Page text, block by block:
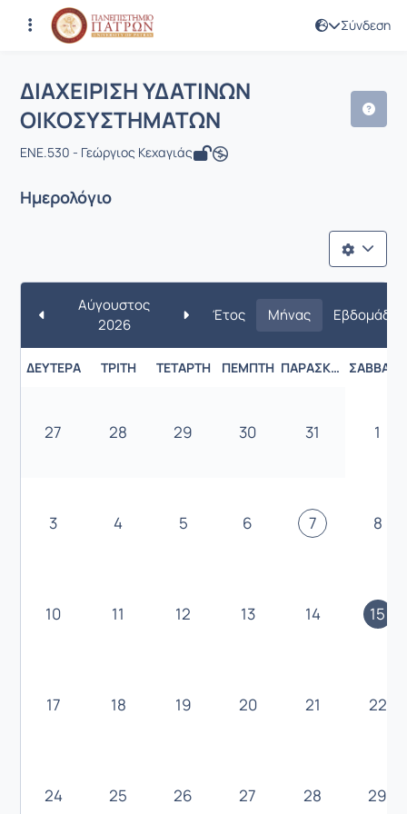
Σύνδεση
Μάθημα : ΔΙΑΧΕΙΡΙΣΗ ΥΔΑΤΙΝΩΝ
Κωδικός : ENV112
ΔΙΑΧΕΙΡΙΣΗ ΥΔΑΤΙΝΩΝ
ΟΙΚΟΣΥΣΤΗΜΑΤΩΝ
ENE.530 - Γεώργιος Κεχαγιάς
Ημερολόγιο
Αύγουστος
2026
Έτος Μήνας Εβδομάδα
ΔΕΥΤΈΡΑ ΤΡΊΤΗ ΤΕΤΆΡΤΗ ΠΈΜΠΤΗ ΠΑΡΑΣΚΕΥΉ ΣΆΒΒΑΤΟ
27 28 29 30 31 1
3 4 5 6 7 8
10 11 12 13 14 15
17 18 19 20 21 22
24 25 26 27 28 29